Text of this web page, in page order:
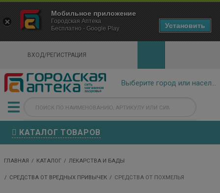
ВХОД/РЕГИСТРАЦИЯ
КАТАЛОГ ТОВАРОВ
ГЛАВНАЯ КАТАЛОГ ЛЕКАРСТВА И БАДЫ
СРЕДСТВА ОТ ВРЕДНЫХ ПРИВЫЧЕК СРЕДСТВА ОТ ПОХМЕЛЬЯ
×
Городская Аптека Маркетплейс
- In Google Play
Мобильное приложение
Городская Аптека
Бесплатно - Google Play
Установить